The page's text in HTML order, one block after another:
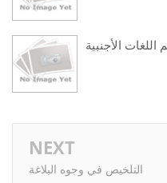
اللغات الأجنبية
NEXT
التلخيص في وجوه البلاغة